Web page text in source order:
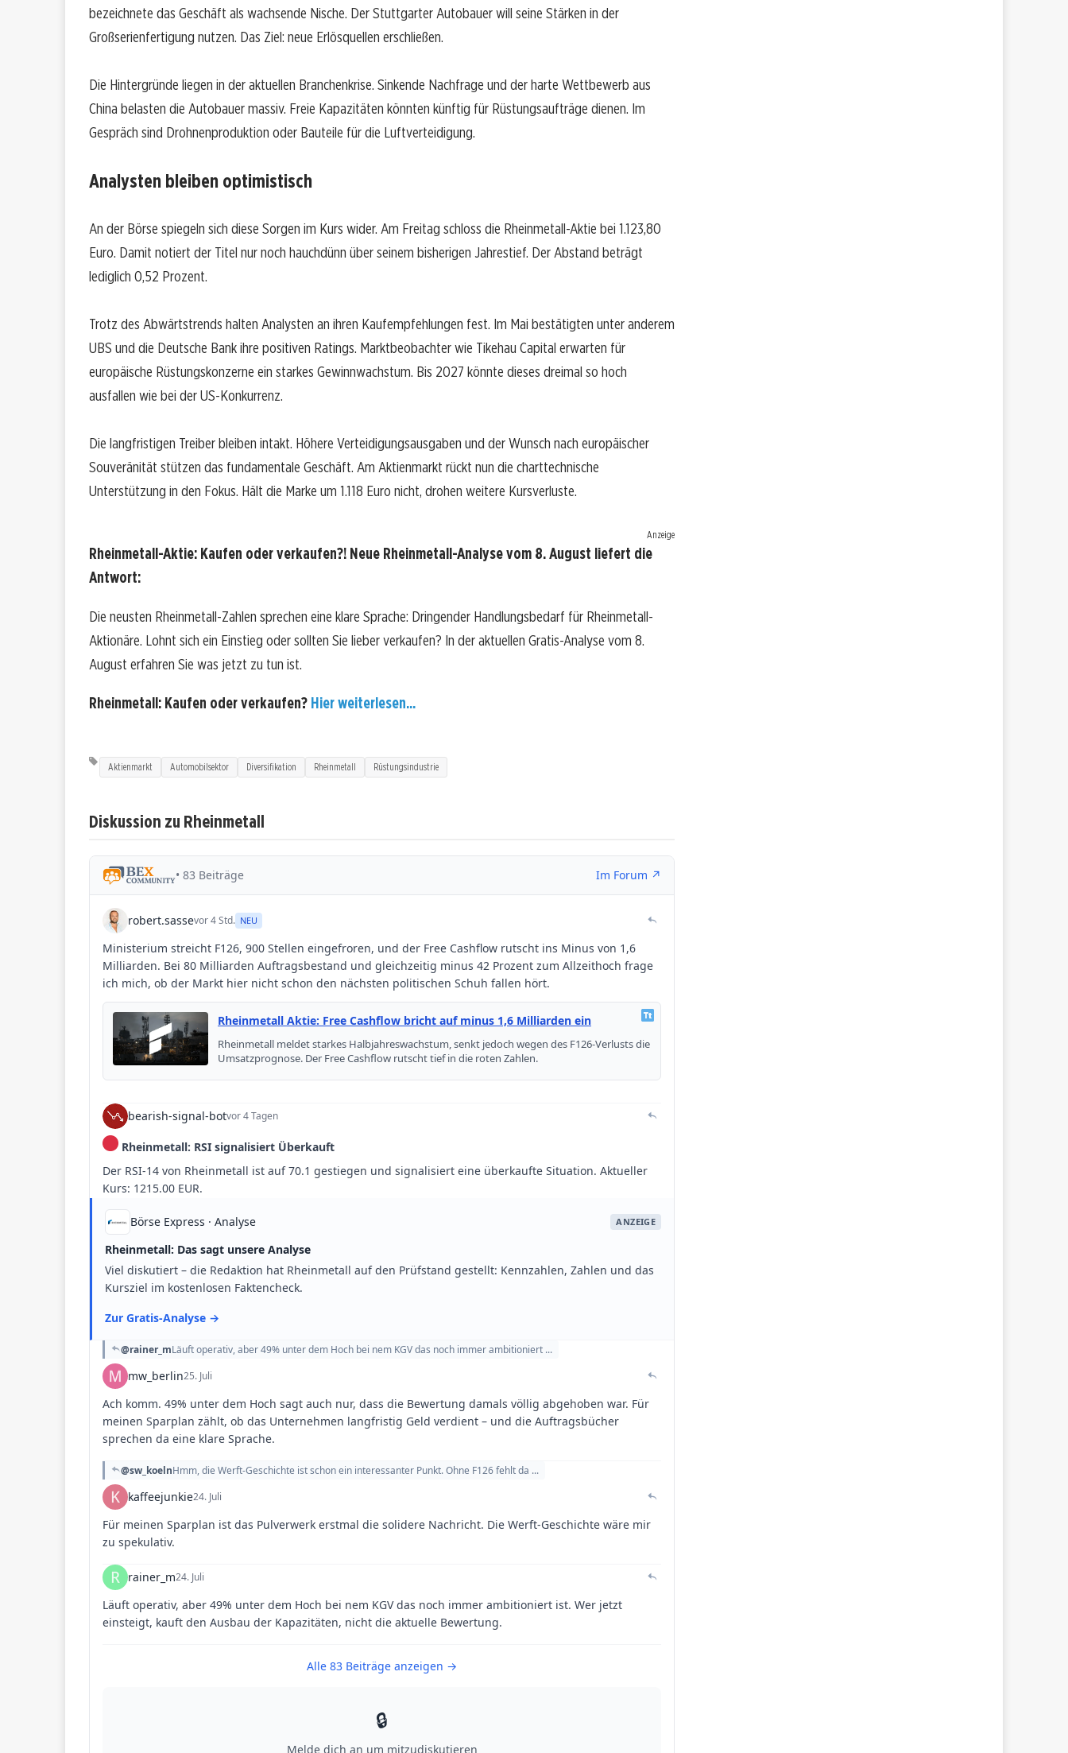
bezeichnete das Geschäft als wachsende Nische. Der Stuttgarter Autobauer will seine Stärken in der
Großserienfertigung nutzen. Das Ziel: neue Erlösquellen erschließen.
Die Hintergründe liegen in der aktuellen Branchenkrise. Sinkende Nachfrage und der harte Wettbewerb aus
China belasten die Autobauer massiv. Freie Kapazitäten könnten künftig für Rüstungsaufträge dienen. Im
Gespräch sind Drohnenproduktion oder Bauteile für die Luftverteidigung.
Analysten bleiben optimistisch
An der Börse spiegeln sich diese Sorgen im Kurs wider. Am Freitag schloss die Rheinmetall-Aktie bei 1.123,80
Euro. Damit notiert der Titel nur noch hauchdünn über seinem bisherigen Jahrestief. Der Abstand beträgt
lediglich 0,52 Prozent.
Trotz des Abwärtstrends halten Analysten an ihren Kaufempfehlungen fest. Im Mai bestätigten unter anderem
UBS und die Deutsche Bank ihre positiven Ratings. Marktbeobachter wie Tikehau Capital erwarten für
europäische Rüstungskonzerne ein starkes Gewinnwachstum. Bis 2027 könnte dieses dreimal so hoch
ausfallen wie bei der US-Konkurrenz.
Die langfristigen Treiber bleiben intakt. Höhere Verteidigungsausgaben und der Wunsch nach europäischer
Souveränität stützen das fundamentale Geschäft. Am Aktienmarkt rückt nun die charttechnische
Unterstützung in den Fokus. Hält die Marke um 1.118 Euro nicht, drohen weitere Kursverluste.
Anzeige
Rheinmetall-Aktie: Kaufen oder verkaufen?! Neue Rheinmetall-Analyse vom 8. August liefert die
Antwort:
Die neusten Rheinmetall-Zahlen sprechen eine klare Sprache: Dringender Handlungsbedarf für Rheinmetall-
Aktionäre. Lohnt sich ein Einstieg oder sollten Sie lieber verkaufen? In der aktuellen Gratis-Analyse vom 8.
August erfahren Sie was jetzt zu tun ist.
Rheinmetall: Kaufen oder verkaufen? Hier weiterlesen...
Aktienmarkt Automobilsektor Diversifikation Rheinmetall Rüstungsindustrie
Diskussion zu Rheinmetall